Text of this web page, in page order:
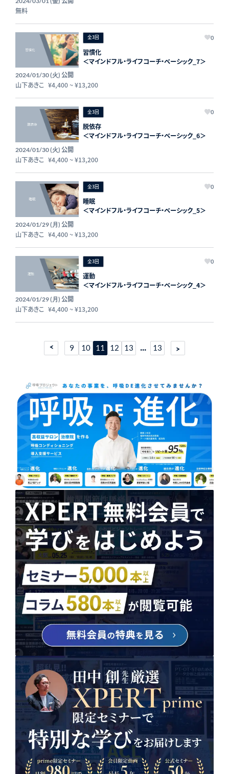
無料
全3回 0
習慣化
＜マインドフル・ライフコーチ・ベーシック_7＞
2024/01/30 (火) 公開
山下あきこ ¥4,400~¥13,200
全3回 0
脱依存
＜マインドフル・ライフコーチ・ベーシック_6＞
2024/01/30 (火) 公開
山下あきこ ¥4,400~¥13,200
全3回 0
睡眠
＜マインドフル・ライフコーチ・ベーシック_5＞
2024/01/29 (月) 公開
山下あきこ ¥4,400~¥13,200
全3回 0
運動
＜マインドフル・ライフコーチ・ベーシック_4＞
2024/01/29 (月) 公開
山下あきこ ¥4,400~¥13,200
9 10 11 12 13 ... 13